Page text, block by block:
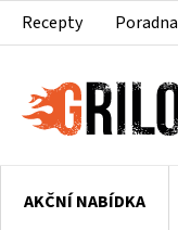
PřejítRecepty Poradna
AKČNÍ NABÍDKA